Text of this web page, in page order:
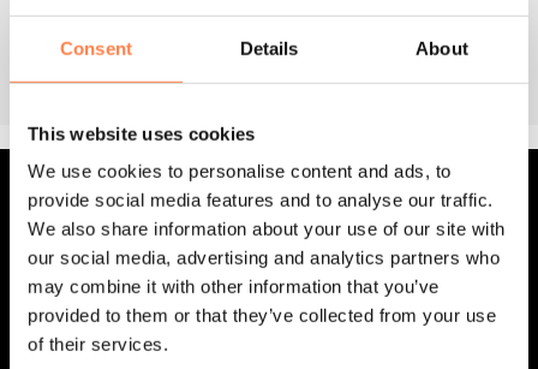
Consent Details About
This website uses cookies
We use cookies to personalise content and ads, to
provide social media features and to analyse our traffic.
We also share information about your use of our site with
our social media, advertising and analytics partners who
may combine it with other information that you’ve
provided to them or that they’ve collected from your use
of their services.
Lees meer
OVER YOGA-PILATESSHOP
Jouw go-to webshop voor hoogwaardige yoga- en
pilatesproducten! Omdat wij zelf groot fan zijn van yoga en
pilates, hebben we jaren geleden deze webshop opgericht
– met liefde voor de practice en oog voor kwaliteit.